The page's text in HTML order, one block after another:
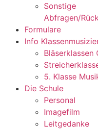
Sonstige
Abfragen/
Formulare
Info
Bläserklassen
5. Klasse
Die Schule
Personal
Imagefilm
Leitgedanke